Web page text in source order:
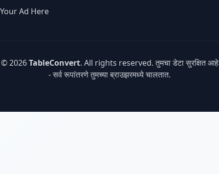
Your Ad Here
© 2026TableConvert. All rights reserved. तुमचा डेटा सुरक्षित आहे
- सर्व रूपांतरणे तुमच्या ब्राउझरमध्ये चालतात.